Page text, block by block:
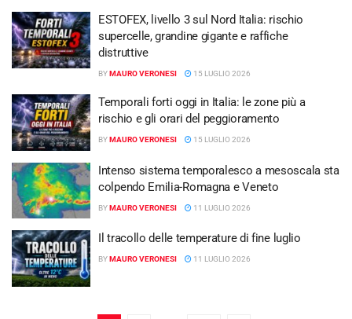
ESTOFEX, livello 3 sul Nord Italia: rischio
supercelle, grandine gigante e raffiche
distruttive
BYMAURO VERONESI 15 LUGLIO 2026
Temporali forti oggi in Italia: le zone più a
rischio e gli orari del peggioramento
BYMAURO VERONESI 15 LUGLIO 2026
Intenso sistema temporalesco a mesoscala sta
colpendo Emilia-Romagna e Veneto
BYMAURO VERONESI 11 LUGLIO 2026
Il tracollo delle temperature di fine luglio
BYMAURO VERONESI 11 LUGLIO 2026